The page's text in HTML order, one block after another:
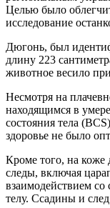
Целью было
исследование
Дюгонь, был
длину 223
животное весило
Несмотря на
находящимся в
состояния тела
здоровье не было
Кроме того, на
следы, включая
взаимодействием
телу. Ссадины и